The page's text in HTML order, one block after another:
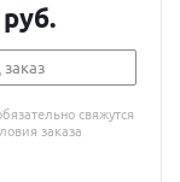
свяжутся
заказа